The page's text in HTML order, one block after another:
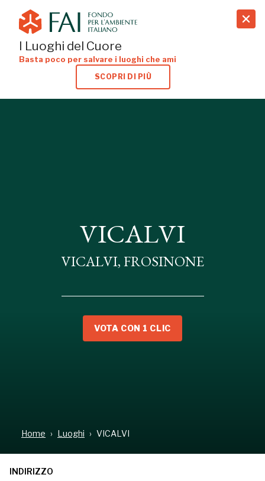
search
I Luoghi del Cuore
Basta poco per salvare i luoghi che ami
SCOPRI DI PIÙ
VICALVI
VICALVI, FROSINONE
VOTA CON 1 CLIC
Home Luoghi VICALVI
INDIRIZZO